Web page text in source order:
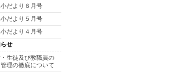
だより６月号
だより５月号
だより４月号
せ
・生徒及び教職員の
理の徹底について